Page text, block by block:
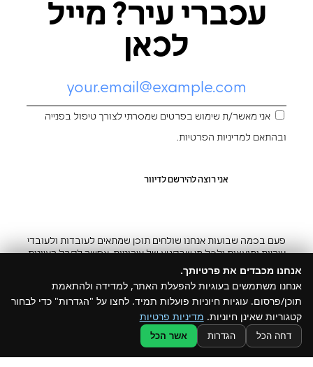
עכברי עיר? מייל
לכאן
אני מאשר/ת שימוש בפרטים שמסרתי לצורך טיפול בפנייה
ובהתאם למדיניות הפרטיות.
פעם בכמה שבועות אנחנו שולחים תוכן שמתאים לעובדות ולעובדי
עיריות ומועצות ולכל מי שבקטע של עירוניות. אפשר לקבל רעיונות
@ כל הזכויות שמורות ל –Build
אנחנו מכבדים את פרטיותך.
אנחנו משתמשים בעוגיות להפעלת האתר, למדידה ולהתאמת
תוכן/פרסום. עוגיות חיוניות פועלות תמיד. לחצו על "הגדרות" כדי לבחור
קטגוריות שאינן חיוניות. מדיניות פרטיות
דחה הכל הגדרות אשר הכל